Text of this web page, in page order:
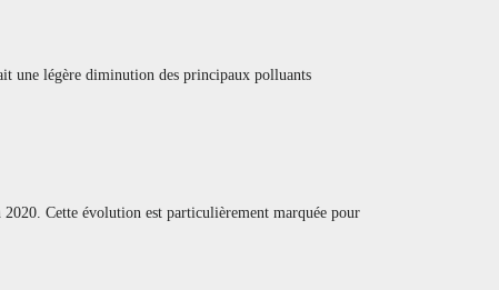
une légère diminution des principaux polluants
Cette évolution est particulièrement marquée pour